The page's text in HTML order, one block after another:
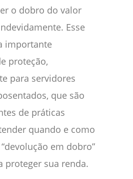
o dobro do valor
Esse
importante
proteção,
para servidores
que são
de práticas
quando e como
em dobro”
proteger sua renda.